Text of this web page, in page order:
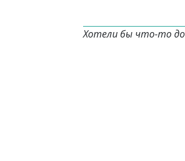
Хотели бы что-то